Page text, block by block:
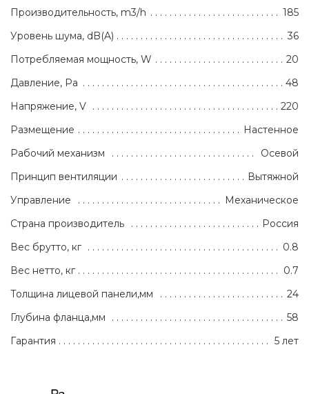
Производительность, m3/h
185
Уровень шума, dB(A)
36
Потребляемая мощность, W
20
Давление, Pa
48
Напряжение, V
220
Размещение
Настенное
Рабочий механизм
Осевой
Принцип вентиляции
Вытяжной
Управление
Механическое
Страна производитель
Россия
Вес брутто, кг
0.8
Вес нетто, кг
0.7
Толщина лицевой панели,мм
24
Глубина фланца,мм
58
Гарантия
5 лет